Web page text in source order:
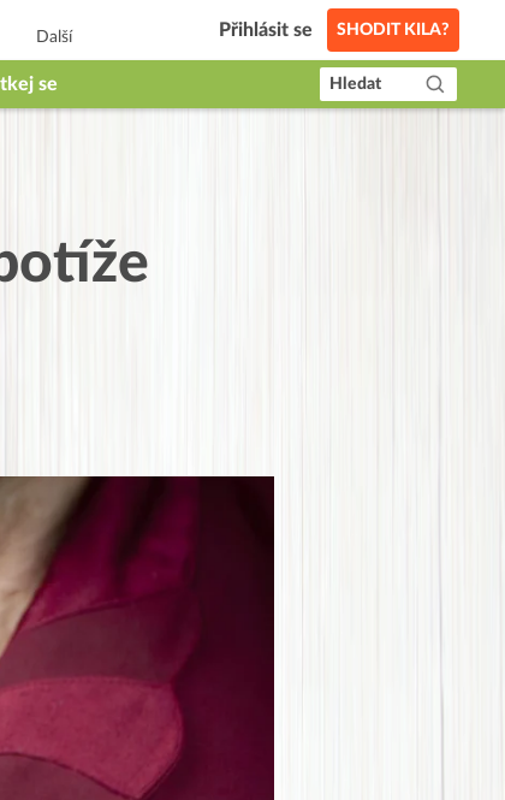
Další Přihlásit se SHODIT KILA?
se Hledat